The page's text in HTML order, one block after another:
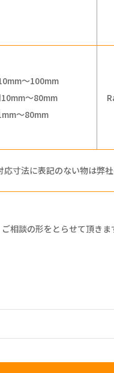
～100mm
～80mm
～80mm
寸法に表記のない物は弊
相談の形をとらせて頂きま